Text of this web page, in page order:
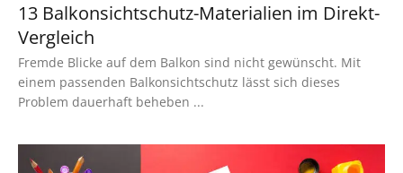
13 Balkonsichtschutz-Materialien im Direkt-
Vergleich
Fremde Blicke auf dem Balkon sind nicht gewünscht. Mit
einem passenden Balkonsichtschutz lässt sich dieses
Problem dauerhaft beheben ...